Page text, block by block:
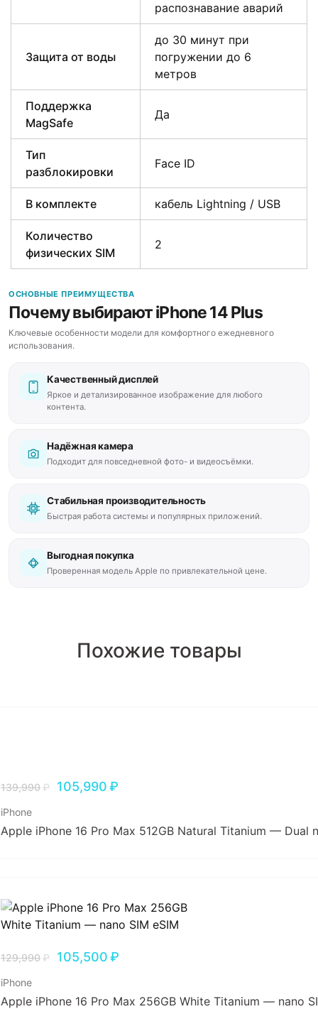
распознавание аварий
Защита от воды
до 30 минут при
погружении до 6
метров
Поддержка
MagSafe
Да
Тип
разблокировки
Face ID
В комплекте кабель Lightning / USB
Количество
физических SIM
2
ОСНОВНЫЕ ПРЕИМУЩЕСТВА
Почему выбирают iPhone 14 Plus
Ключевые особенности модели для комфортного ежедневного
использования.
Качественный дисплей
Яркое и детализированное изображение для любого
контента.
Надёжная камера
Подходит для повседневной фото- и видеосъёмки.
Стабильная производительность
Быстрая работа системы и популярных приложений.
Выгодная покупка
Проверенная модель Apple по привлекательной цене.
Похожие товары
139,990₽ 105,990₽
iPhone
Apple iPhone 16 Pro Max 512GB Natural Titanium — Dual
129,990₽ 105,500₽
iPhone
Apple iPhone 16 Pro Max 256GB White Titanium — nano